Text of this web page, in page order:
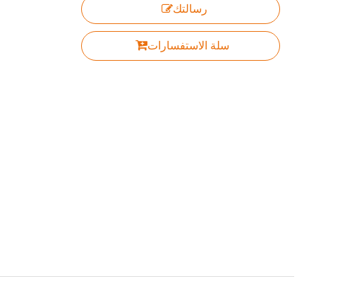
رسالتك
سلة الاستفسارات